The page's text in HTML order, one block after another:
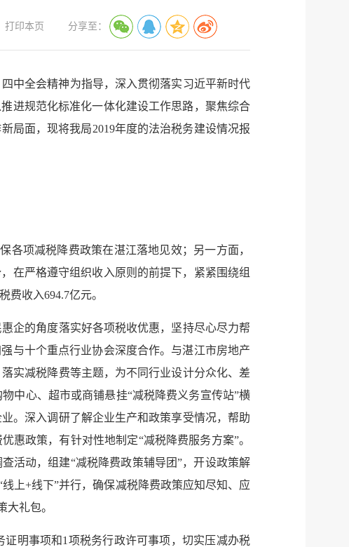
打印本页 分享至：
中全会精神为指导，深入贯彻落实习近平新时代
进规范化标准化一体化建设工作思路，聚焦综合
局面，现将我局2019年度的法治税务建设情况报
各项减税降费政策在湛江落地见效；另一方面，
在严格遵守组织收入原则的前提下，紧紧围绕组
费收入694.7亿元。
企的角度落实好各项税收优惠，坚持尽心尽力帮
与十个重点行业协会深度合作。与湛江市房地产
实减税降费等主题，为不同行业设计分众化、差
中心、超市或商铺悬挂“减税降费义务宣传站”横
。深入调研了解企业生产和政策享受情况，帮助
惠政策，有针对性地制定“减税降费服务方案”。
活动，组建“减税降费政策辅导团”，开设政策解
线上+线下”并行，确保减税降费政策应知尽知、应
礼包。
证明事项和1 项税务行政许可事项，切实压减办税